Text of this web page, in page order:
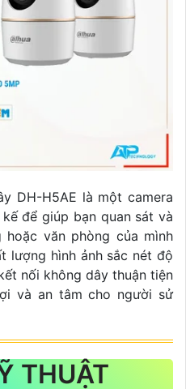
DH-H5AE là một camera
để giúp bạn quan sát và
văn phòng của mình
lượng hình ảnh sắc nét độ
nối không dây thuận tiện
và an tâm cho người sử
THUẬT